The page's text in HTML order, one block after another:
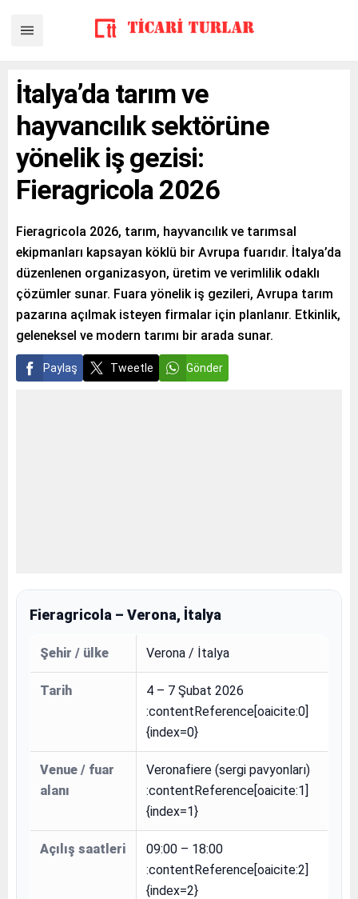
İtalya’da tarım ve
hayvancılık sektörüne
yönelik iş gezisi:
Fieragricola 2026
Fieragricola 2026, tarım, hayvancılık ve tarımsal
ekipmanları kapsayan köklü bir Avrupa fuarıdır. İtalya’da
düzenlenen organizasyon, üretim ve verimlilik odaklı
çözümler sunar. Fuara yönelik iş gezileri, Avrupa tarım
pazarına açılmak isteyen firmalar için planlanır. Etkinlik,
geleneksel ve modern tarımı bir arada sunar.
Paylaş Tweetle Gönder
Fieragricola – Verona, İtalya
Şehir / ülke Verona / İtalya
Tarih
4 – 7 Şubat 2026
:contentReference[oaicite:0]
{index=0}
Venue / fuar
alanı
Veronafiere (sergi pavyonları)
:contentReference[oaicite:1]
{index=1}
Açılış saatleri
09:00 – 18:00
:contentReference[oaicite:2]
{index=2}